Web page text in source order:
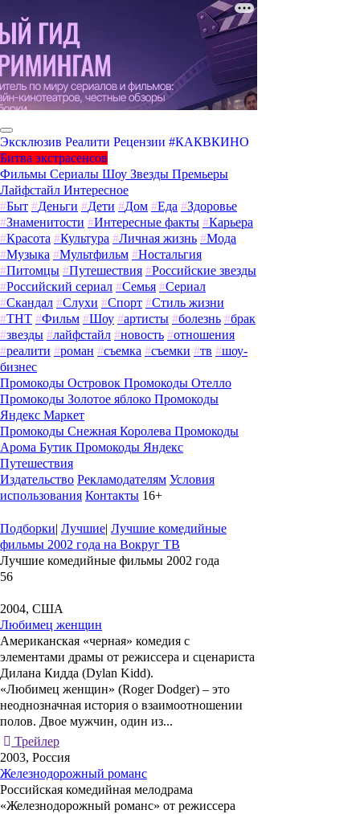
Эксклюзив Реалити Рецензии #КАКВКИНО
Битва экстрасенсов
Фильмы Сериалы Шоу Звезды Премьеры
Лайфстайл Интересное
#Быт #Деньги #Дети #Дом #Еда #Здоровье
#Знаменитости #Интересные факты #Карьера
#Красота #Культура #Личная жизнь #Мода
#Музыка #Мультфильм #Ностальгия
#Питомцы #Путешествия #Российские звезды
#Российский сериал #Семья #Сериал
#Скандал #Слухи #Спорт #Стиль жизни
#ТНТ #Фильм #Шоу #артисты #болезнь #брак
#звезды #лайфстайл #новость #отношения
#реалити #роман #съемка #съемки #тв #шоу-
бизнес
Промокоды Островок Промокоды Отелло
Промокоды Золотое яблоко Промокоды
Яндекс Маркет
Промокоды Снежная Королева Промокоды
Арома Бутик Промокоды Яндекс
Путешествия
Издательство Рекламодателям Условия
использования Контакты 16+
Подборки| Лучшие| Лучшие комедийные
фильмы 2002 года на Вокруг ТВ
Лучшие комедийные фильмы 2002 года
56
2004, США
Любимец женщин
Американская «черная» комедия с
элементами драмы от режиссера и сценариста
Дилана Кидда (Dylan Kidd).
«Любимец женщин» (Roger Dodger) – это
неоднозначная история о взаимоотношении
полов. Двое мужчин, один из...
Трейлер
2003, Россия
Железнодорожный романс
Российская комедийная мелодрама
«Железнодорожный романс» от режиссера